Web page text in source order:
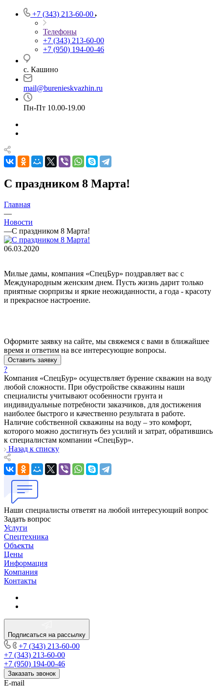
+7 (343) 213-60-00
Телефоны
+7 (343) 213-60-00
+7 (950) 194-00-46
с. Кашино
mail@burenieskvazhin.ru
Пн-Пт 10.00-19.00
С праздником 8 Марта!
Главная
—
Новости
—С праздником 8 Марта!
06.03.2020
Милые дамы, компания «СпецБур» поздравляет вас с
Международным женским днем. Пусть жизнь дарит только
приятные сюрпризы и яркие неожиданности, а года - красоту
и прекрасное настроение.
Оформите заявку на сайте, мы свяжемся с вами в ближайшее
время и ответим на все интересующие вопросы.
Оставить заявку
?
Компания «СпецБур» осуществляет бурение скважин на воду
любой сложности. При обустройстве скважины наши
специалисты учитывают особенности грунта и
индивидуальные потребности заказчиков, для достижения
наиболее быстрого и качественно результата в работе.
Наличие собственной скважины на воду – это комфорт,
которого можно достигнуть без усилий и затрат, обратившись
к специалистам компании «СпецБур».
Назад к списку
Наши специалисты ответят на любой интересующий вопрос
Задать вопрос
Услуги
Спецтехника
Объекты
Цены
Информация
Компания
Контакты
Подписаться на рассылку
+7 (343) 213-60-00
+7 (343) 213-60-00
+7 (950) 194-00-46
Заказать звонок
E-mail